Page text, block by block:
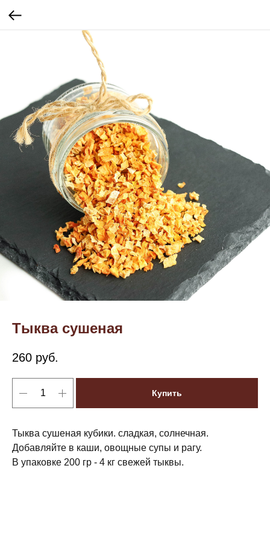
Тыква сушеная
260 руб.
Купить
Тыква сушеная кубики. сладкая, солнечная.
Добавляйте в каши, овощные супы и рагу.
В упаковке 200 гр - 4 кг свежей тыквы.